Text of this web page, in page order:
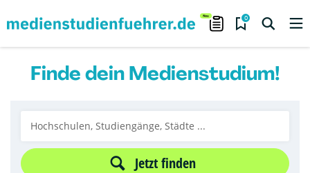
0
Finde dein Medienstudium!
Jetzt finden